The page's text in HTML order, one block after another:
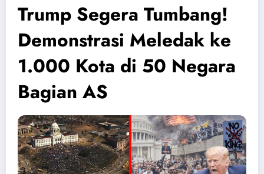
Trump Segera Tumbang!
Demonstrasi Meledak ke
1.000 Kota di 50 Negara
Bagian AS